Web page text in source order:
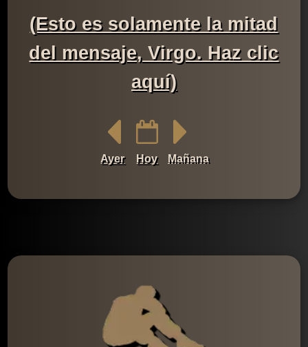
(Esto es solamente la mitad
del mensaje, Virgo. Haz clic
aquí)
Ayer Hoy Mañana